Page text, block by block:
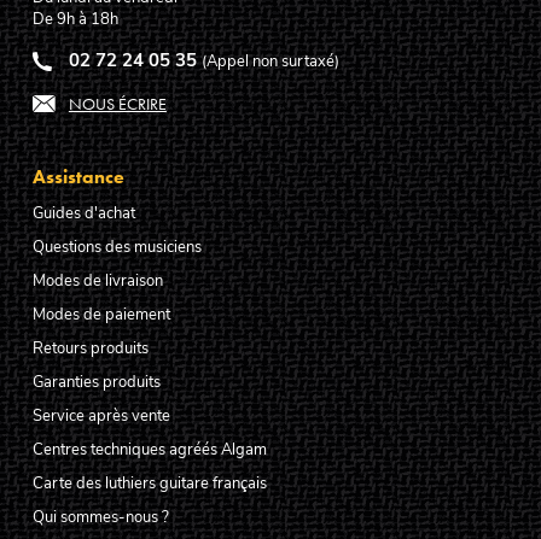
De 9h à 18h
02 72 24 05 35 (Appel non surtaxé)
NOUS ÉCRIRE
Assistance
Guides d'achat
Questions des musiciens
Modes de livraison
Modes de paiement
Retours produits
Garanties produits
Service après vente
Centres techniques agréés Algam
Carte des luthiers guitare français
Qui sommes-nous ?